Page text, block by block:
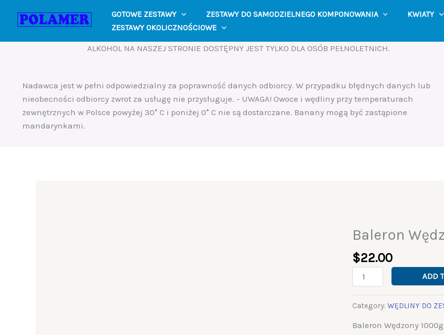
GOTOWE ZESTAWY ZESTAWY DO SAMODZIELNEGO KOMPONOWANIA
KWIATY
ZESTAWY OKOLICZNOŚCIOWE
ALKOHOL NA NASZEJ STRONIE DOSTĘPNY JEST TYLKO DLA OSÓB PEŁNOLETNICH.
Nadawca jest w pełni odpowiedzialny za poprawność danych odbiorcy. W przypadku błędnych danych lub
nieobecności odbiorcy zwrot za usługę nie przysługuje. - UWAGA! Owoce i wędliny przy temperaturach
zewnętrznych w Polsce powyżej 30° C i poniżej 0° C nie są dostarczane. Banany mogą być zastąpione
mandarynkami.
Baleron
$22.00
Baleron
-
1000g
quantity
ADD
Category: WĘDLINY DO
Baleron Wędzony 1000g